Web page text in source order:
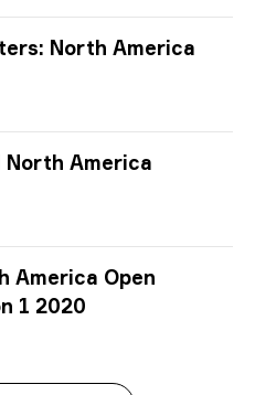
North America
North America
America Open
1 2020